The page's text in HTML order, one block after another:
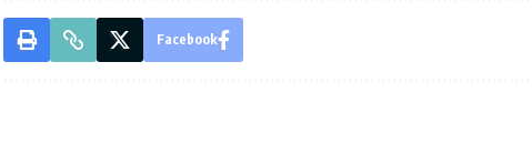
Facebook